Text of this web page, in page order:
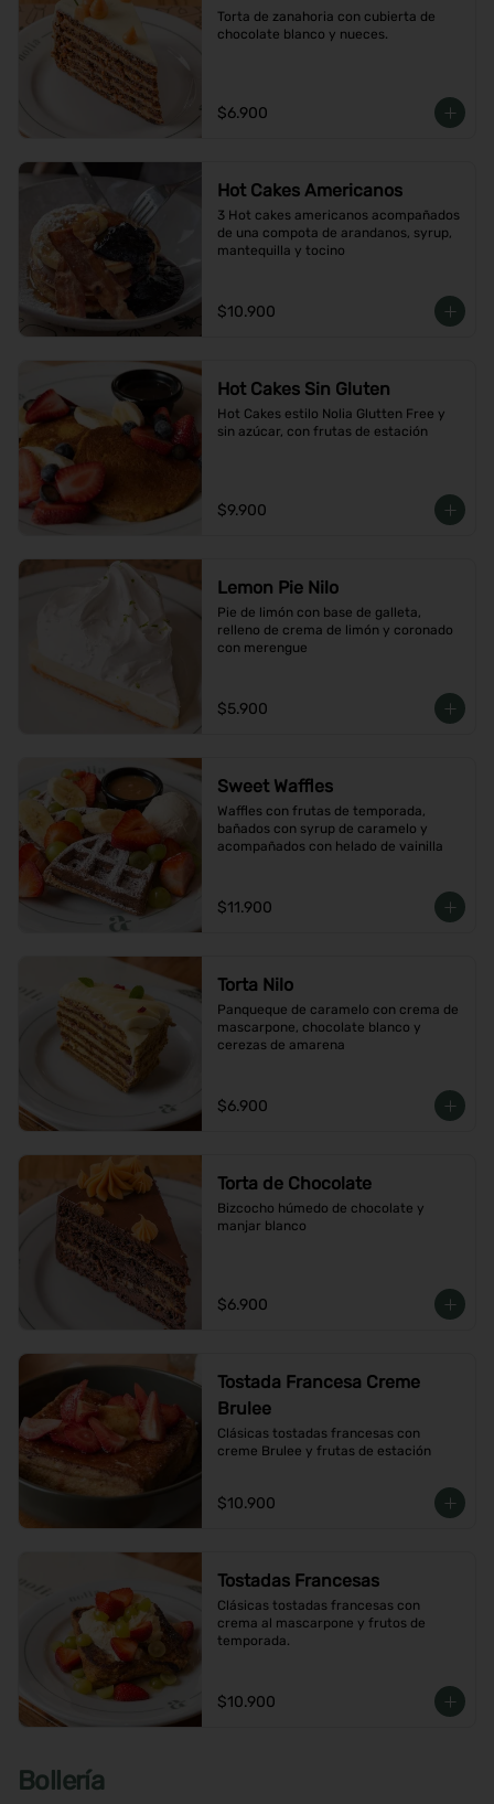
Torta de zanahoria con cubierta de
chocolate blanco y nueces.
$6.900
Hot Cakes Americanos
3 Hot cakes americanos acompañados
de una compota de arandanos, syrup,
mantequilla y tocino
$10.900
Hot Cakes Sin Gluten
Hot Cakes estilo Nolia Glutten Free y
sin azúcar, con frutas de estación
$9.900
Lemon Pie Nilo
Pie de limón con base de galleta,
relleno de crema de limón y coronado
con merengue
$5.900
Sweet Waffles
Waffles con frutas de temporada,
bañados con syrup de caramelo y
acompañados con helado de vainilla
$11.900
Torta Nilo
Panqueque de caramelo con crema de
mascarpone, chocolate blanco y
cerezas de amarena
$6.900
Torta de Chocolate
Bizcocho húmedo de chocolate y
manjar blanco
$6.900
Tostada Francesa Creme
Brulee
Clásicas tostadas francesas con
creme Brulee y frutas de estación
$10.900
Tostadas Francesas
Clásicas tostadas francesas con
crema al mascarpone y frutos de
temporada.
$10.900
Bollería